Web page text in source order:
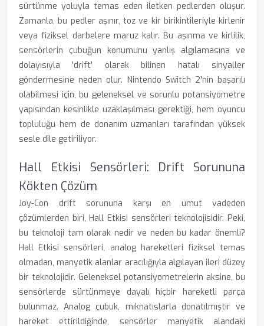
sürtünme yoluyla temas eden iletken pedlerden oluşur.
Zamanla, bu pedler aşınır, toz ve kir birikintileriyle kirlenir
veya fiziksel darbelere maruz kalır. Bu aşınma ve kirlilik,
sensörlerin çubuğun konumunu yanlış algılamasına ve
dolayısıyla 'drift' olarak bilinen hatalı sinyaller
göndermesine neden olur. Nintendo Switch 2'nin başarılı
olabilmesi için, bu geleneksel ve sorunlu potansiyometre
yapısından kesinlikle uzaklaşılması gerektiği, hem oyuncu
topluluğu hem de donanım uzmanları tarafından yüksek
sesle dile getiriliyor.
Hall Etkisi Sensörleri: Drift Sorununa
Kökten Çözüm
Joy-Con drift sorununa karşı en umut vadeden
çözümlerden biri, Hall Etkisi sensörleri teknolojisidir. Peki,
bu teknoloji tam olarak nedir ve neden bu kadar önemli?
Hall Etkisi sensörleri, analog hareketleri fiziksel temas
olmadan, manyetik alanlar aracılığıyla algılayan ileri düzey
bir teknolojidir. Geleneksel potansiyometrelerin aksine, bu
sensörlerde sürtünmeye dayalı hiçbir hareketli parça
bulunmaz. Analog çubuk, mıknatıslarla donatılmıştır ve
hareket ettirildiğinde, sensörler manyetik alandaki